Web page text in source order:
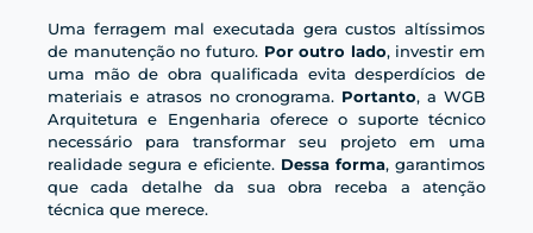
Uma ferragem mal executada gera custos altíssimos
de manutenção no futuro. Por outro lado, investir em
uma mão de obra qualificada evita desperdícios de
materiais e atrasos no cronograma. Portanto, a WGB
Arquitetura e Engenharia oferece o suporte técnico
necessário para transformar seu projeto em uma
realidade segura e eficiente. Dessa forma, garantimos
que cada detalhe da sua obra receba a atenção
técnica que merece.